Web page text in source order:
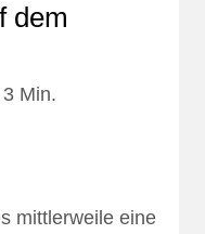
dem
3 Min.
mittlerweile eine